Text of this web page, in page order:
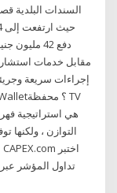
السندات البلدية
دفع 42
مقابل خدمات
إجراءات سريعة
التوازن ، ولكنها
تداول المؤشر